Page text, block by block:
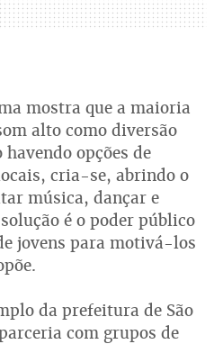
mostra que a maioria
alto como diversão
opções de
cria-se, abrindo o
música, dançar e
é o poder público
jovens para motivá-los
da prefeitura de São
com grupos de